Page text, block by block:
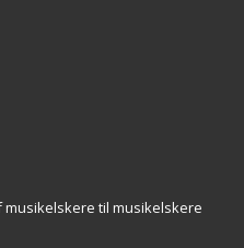
til musikelskere